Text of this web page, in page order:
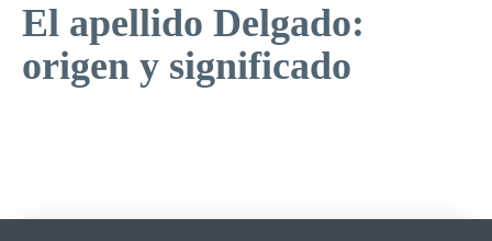
El apellido Delgado:
origen y significado